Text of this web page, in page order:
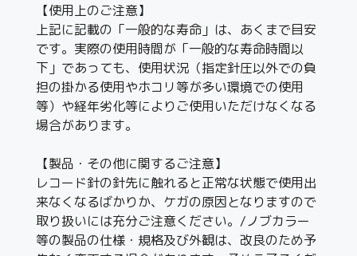
【使用上のご注意】
上記に記載の「一般的な寿命」は、あくまで目安
です。実際の使用時間が「一般的な寿命時間以
下」であっても、使用状況（指定針圧以外での負
担の掛かる使用やホコリ等が多い環境での使用
等）や経年劣化等によりご使用いただけなくなる
場合があります。
【製品・その他に関するご注意】
レコード針の針先に触れると正常な状態で使用出
来なくなるばかりか、ケガの原因となりますので
取り扱いには充分ご注意ください。/ノブカラー
等の製品の仕様・規格及び外観は、改良のため予